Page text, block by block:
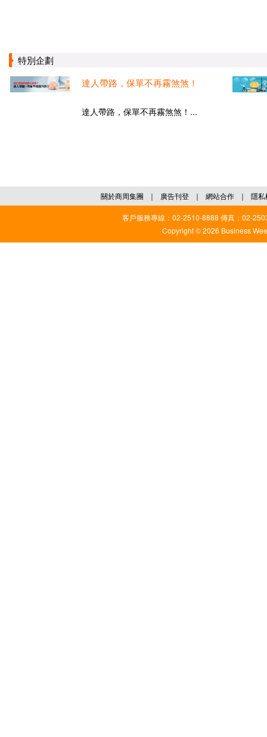
特別企劃
達人帶路，保單不再霧煞煞！
達人帶路，保單不再霧煞煞！...
關於商周集團 ｜ 廣告刊登 ｜ 網站合作 ｜ 隱私
客戶服務專線：02-2510-8888 傳真：02-
Copyright © 2026 Business